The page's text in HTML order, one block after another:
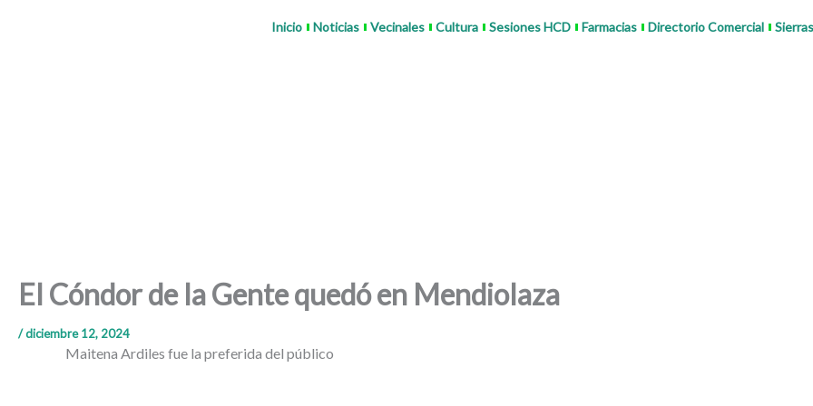
Inicio Noticias Vecinales Cultura Sesiones HCD Farmacias Directorio Comercial
El Cóndor de la Gente quedó en Mendiolaza
/diciembre 12, 2024
Maitena Ardiles fue la preferida del público